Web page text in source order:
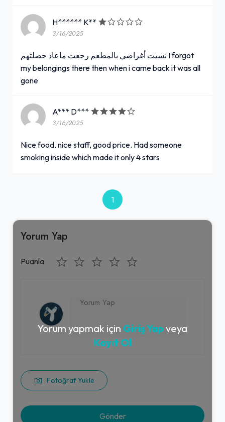
H****** K**
3/16/2025
نسيت أغراضي بالمطعم رجعت ماعاد حصلتهم I forgot
my belongings there then when i came back it was all
gone
A*** D***
3/16/2025
Nice food, nice staff, good price. Had someone
smoking inside which made it only 4 stars
1
Yorum Yap
Puanla
Fotoğraf Yükle
Yorum yapmak için Giriş Yap veya
Kayıt Ol